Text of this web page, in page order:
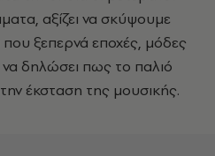
αξίζει να σκύψουμε
ξεπερνά εποχές, μόδες
να δηλώσει πως το παλιό
έκσταση της μουσικής.